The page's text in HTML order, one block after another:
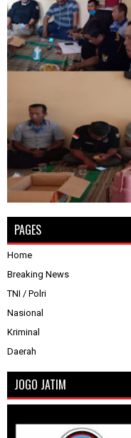
PAGES
Home
Breaking News
TNI / Polri
Nasional
Kriminal
Daerah
JOGO JATIM